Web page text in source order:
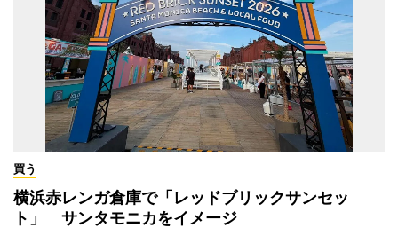
買う
横浜赤レンガ倉庫で「レッドブリックサンセッ
ト」 サンタモニカをイメージ